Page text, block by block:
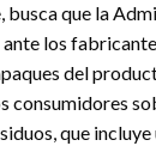
busca que la
los
del
consumidores
que incluye